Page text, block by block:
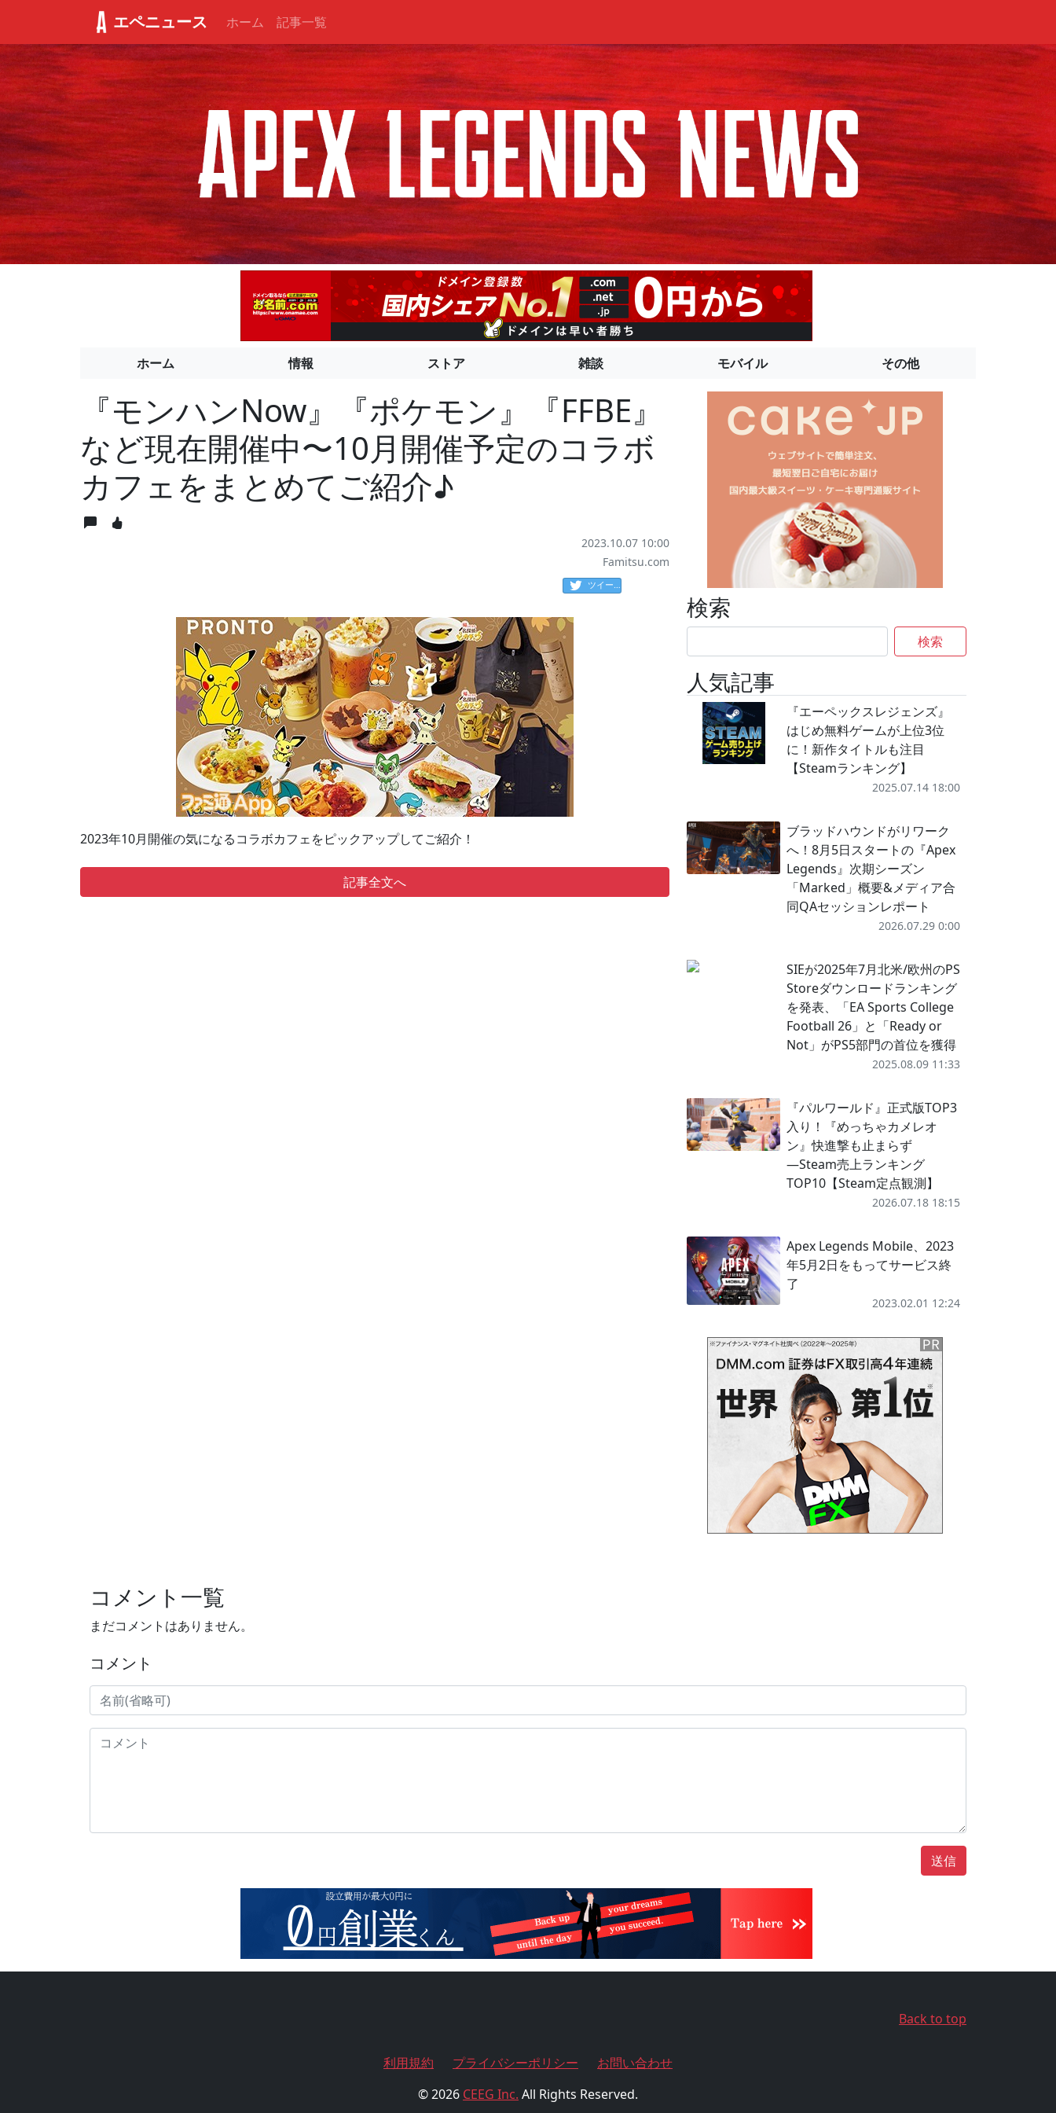
エペニュース ホーム 記事一覧
ホーム 情報 ストア 雑談 モバイル その他
『モンハンNow』『ポケモン』『FFBE』
など現在開催中〜10月開催予定のコラボ
カフェをまとめてご紹介♪
2023.10.07 10:00
Famitsu.com
ツイート
2023年10月開催の気になるコラボカフェをピックアップしてご紹介！
記事全文へ
検索
検索
人気記事
『エーペックスレジェンズ』
はじめ無料ゲームが上位3位
に！新作タイトルも注目
【Steamランキング】
2025.07.14 18:00
ブラッドハウンドがリワーク
へ！8月5日スタートの『Apex
Legends』次期シーズン
「Marked」概要&メディア合
同QAセッションレポート
2026.07.29 0:00
SIEが2025年7月北米/欧州のPS
Storeダウンロードランキング
を発表、「EA Sports College
Football 26」と「Ready or
Not」がPS5部門の首位を獲得
2025.08.09 11:33
『パルワールド』正式版TOP3
入り！『めっちゃカメレオ
ン』快進撃も止まらず
―Steam売上ランキング
TOP10【Steam定点観測】
2026.07.18 18:15
Apex Legends Mobile、2023
年5月2日をもってサービス終
了
2023.02.01 12:24
コメント一覧
まだコメントはありません。
コメント
送信
Back to top
利用規約 プライバシーポリシー
お問い合わせ
© 2026 CEEG Inc. All Rights Reserved.